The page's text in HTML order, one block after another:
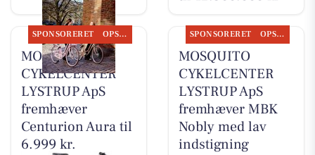
SPONSORERET OPSLAGSTAVLEN
MOSQUITO
CYKELCENTER
LYSTRUP ApS
fremhæver
Centurion Aura til
6.999 kr.
SPONSORERET OPSLAGSTAVLEN
MOSQUITO
CYKELCENTER
LYSTRUP ApS
fremhæver MBK
Nobly med lav
indstigning